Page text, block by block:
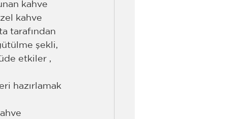
kahve
kahve
tarafından
şekli,
etkiler ,
hazırlamak